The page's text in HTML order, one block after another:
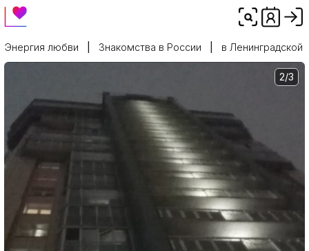
Энергия любви Знакомства в России в Ленинградской
2/3